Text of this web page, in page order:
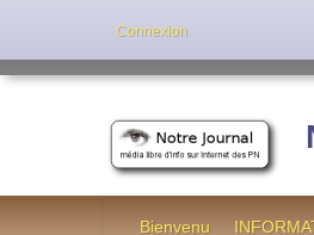
Bienvenu
Connexion
Cette version de